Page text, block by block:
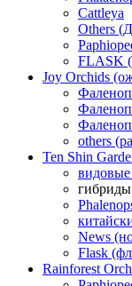
Cattleya
Others
FLASK
Joy Orchids
others
Ten Shin
News
Flask
Rainforest